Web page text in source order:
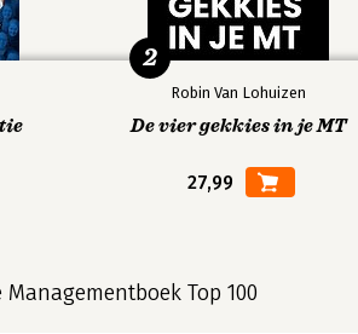
Robin Van Lohuizen
De vier gekkies in je MT
27,99
2
Top 100